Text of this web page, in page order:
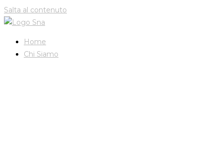
Salta al contenuto
Home
Chi Siamo